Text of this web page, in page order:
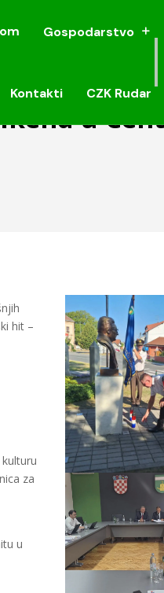
Gospodarstvo
Kontakti CZK Rudar
Gospodarstvo
Kontakti CZK Rudar
u
hit –
za
u